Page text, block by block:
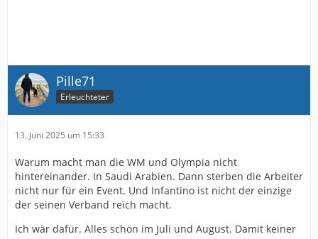
Pille71
Erleuchteter
13. Juni 2025 um 15:33
Warum macht man die WM und Olympia nicht
hintereinander. In Saudi Arabien. Dann sterben die Arbeiter
nicht nur für ein Event. Und Infantino ist nicht der einzige
der seinen Verband reich macht.
Ich wär dafür. Alles schön im Juli und August. Damit keiner